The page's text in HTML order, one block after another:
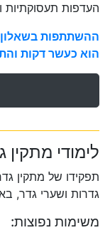
העדפות תעסוקתיות
ההשתתפות בשאלון
הוא כעשר דקות
לימודי מתקין
תפקידו של מתקין
גדרות ושערי גדר,
משימות נפוצות: